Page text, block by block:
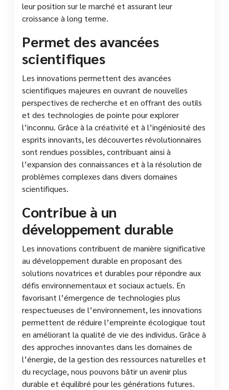
leur position sur le marché et assurant leur
croissance à long terme.
Permet des avancées
scientifiques
Les innovations permettent des avancées
scientifiques majeures en ouvrant de nouvelles
perspectives de recherche et en offrant des outils
et des technologies de pointe pour explorer
l’inconnu. Grâce à la créativité et à l’ingéniosité des
esprits innovants, les découvertes révolutionnaires
sont rendues possibles, contribuant ainsi à
l’expansion des connaissances et à la résolution de
problèmes complexes dans divers domaines
scientifiques.
Contribue à un
développement durable
Les innovations contribuent de manière significative
au développement durable en proposant des
solutions novatrices et durables pour répondre aux
défis environnementaux et sociaux actuels. En
favorisant l’émergence de technologies plus
respectueuses de l’environnement, les innovations
permettent de réduire l’empreinte écologique tout
en améliorant la qualité de vie des individus. Grâce à
des approches innovantes dans les domaines de
l’énergie, de la gestion des ressources naturelles et
du recyclage, nous pouvons bâtir un avenir plus
durable et équilibré pour les générations futures.